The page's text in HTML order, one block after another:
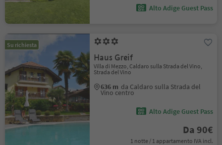
Alto Adige Guest Pass
Su richiesta
Haus Greif
Villa di Mezzo, Caldaro sulla Strada del Vino,
Strada del Vino
636 m da Caldaro sulla Strada del
Vino centro
Alto Adige Guest Pass
Da 90€
1 notte / 1 appartamento IVA incl.